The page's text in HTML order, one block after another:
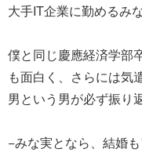
大手IT企業に勤めるみ
僕と同じ慶應経済学部
も面白く、さらには気
男という男が必ず振り
−みな実となら、結婚も